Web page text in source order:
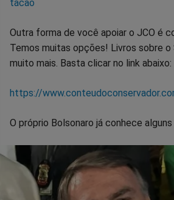
tacao
Outra forma de você apoiar o JCO é
Temos muitas opções! Livros sobre o
muito mais. Basta clicar no link abaixo:
https://
O próprio Bolsonaro já conhece